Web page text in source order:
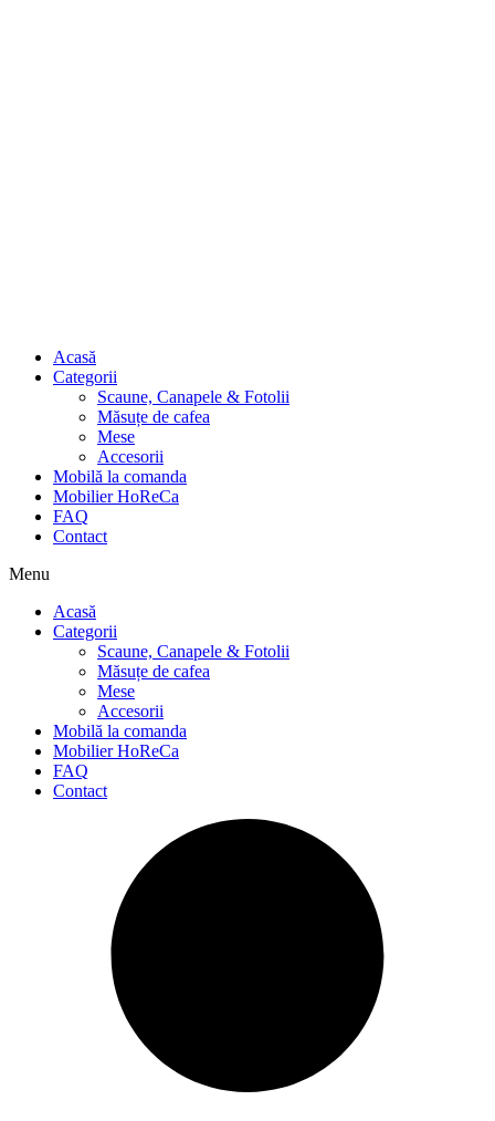
Acasă
Categorii
Scaune, Canapele & Fotolii
Măsuțe de cafea
Mese
Accesorii
Mobilă la comanda
Mobilier HoReCa
FAQ
Contact
Menu
Acasă
Categorii
Scaune, Canapele & Fotolii
Măsuțe de cafea
Mese
Accesorii
Mobilă la comanda
Mobilier HoReCa
FAQ
Contact